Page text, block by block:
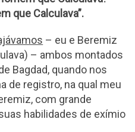
que Calculava”.
– eu e Beremiz
– ambos montados
Bagdad, quando nos
de registro, na qual meu
com grande
habilidades de exímio